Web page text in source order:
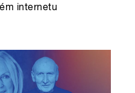
internetu